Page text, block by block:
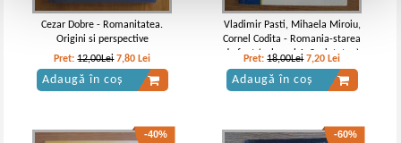
Cezar Dobre - Romanitatea.
Origini si perspective
Pret:12,00Lei 7,80 Lei
Adaugă în coș
Vladimir Pasti, Mihaela Miroiu,
Cornel Codita - Romania-starea
de fapt (volumul 1, Societatea)
Pret:18,00Lei 7,20 Lei
Adaugă în coș
-40% -60%